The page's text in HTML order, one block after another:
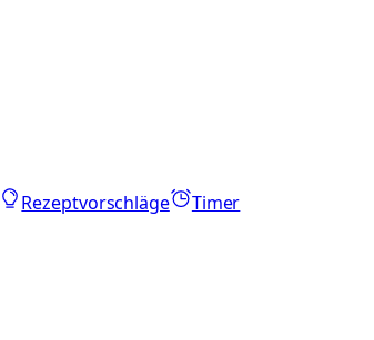
Rezeptvorschläge
Timer